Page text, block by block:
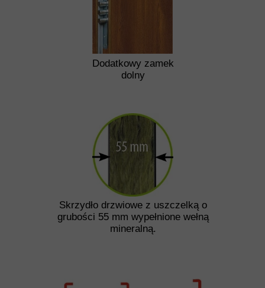
Dodatkowy zamek
dolny
Skrzydło drzwiowe z uszczelką o
grubości 55 mm wypełnione wełną
mineralną.